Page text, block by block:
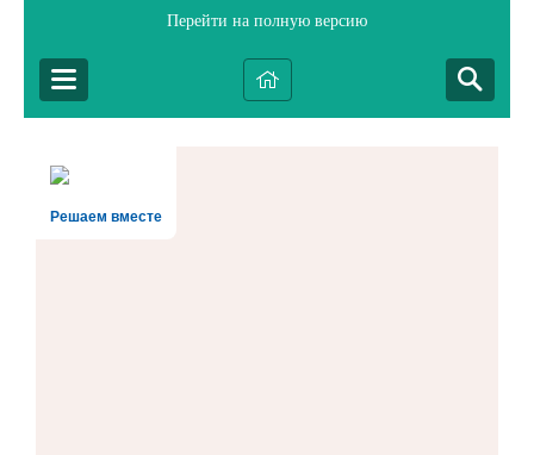
Перейти на полную версию
Решаем вместе